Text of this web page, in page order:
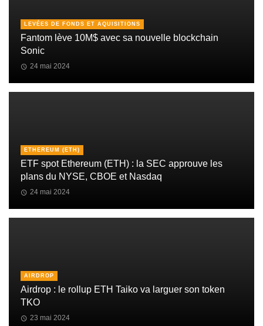
LEVÉES DE FONDS ET AQUISITIONS
Fantom lève 10M$ avec sa nouvelle blockchain
Sonic
24 mai 2024
ETHEREUM (ETH)
ETF spot Ethereum (ETH) : la SEC approuve les
plans du NYSE, CBOE et Nasdaq
24 mai 2024
AIRDROP
Airdrop : le rollup ETH Taiko va larguer son token
TKO
23 mai 2024